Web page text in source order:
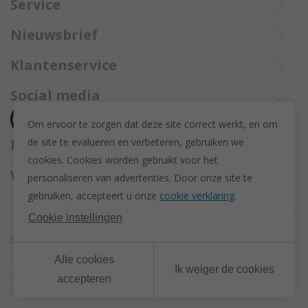
opgestuurd met Bpost.
opgestuurd met Bpost.
057 33 34 61
info@juwelennevejan.be
Service
Bel Trollbeadsonlineservice op
of bereik ons viamail
Nieuwsbrief
Alles over nieuwe Trollbeadsproducten en acties te weten
(Max. 2 e-mails per maand.)
Klantenservice
Over ons
Herroeping
Retourneren en ruilen
Privacy policy
Algemene voorwaarden
Disclaimer
Actievoorwaarden - Trollbeads GWP Paashanger
Social media
Betaalmethodes
Wij versturen met
Sitemap
Webdesign & development by
| Powered by
Om ervoor te zorgen dat deze site correct werkt, en om
de site te evalueren en verbeteren, gebruiken we
cookies. Cookies worden gebruikt voor het
personaliseren van advertenties. Door onze site te
gebruiken, accepteert u onze cookie verklaring.
Cookie instellingen
Alle cookies
accepteren
Ik weiger de cookies